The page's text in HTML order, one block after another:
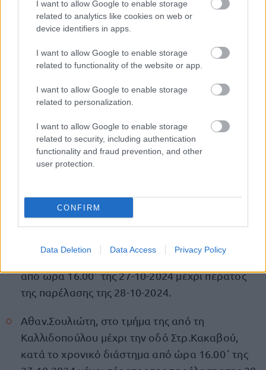
I want to allow Google to enable storage
related to analytics like cookies on web or
device identifiers in apps.
I want to allow Google to enable storage
related to functionality of the website or app.
I want to allow Google to enable storage
related to personalization.
I want to allow Google to enable storage
related to security, including authentication
functionality and fraud prevention, and other
user protection.
CONFIRM
Data Deletion Data Access Privacy Policy
Εθν. Αμύνης, στο τμήμα της από την οδό
ρυθμίσεων, θα απαγορευτεί η στάση και
παρακάτω δρόμους της πόλης:
Στο παρκινγκ, που βρίσκεται όπισθεν της
οδού Αθαν. Σουλιώτη, κατά το χρονικό
διάστημα από ώρα 16.00΄ της 27-10-2024 μέχρι
πέρατος της παρέλασης της 28-10-2024.
από ώρα 16.00΄ της 27-10-2024 μέχρι πέρατος
της παρέλασης της 28-10-2024.
Αθαν.Σουλιώτη, στο τμήμα της από τη
Καλλιδοπούλου μέχρι την οδό Στρ.Κακαβού,
κατά το χρονικό διάστημα από ώρα 16.00΄ της